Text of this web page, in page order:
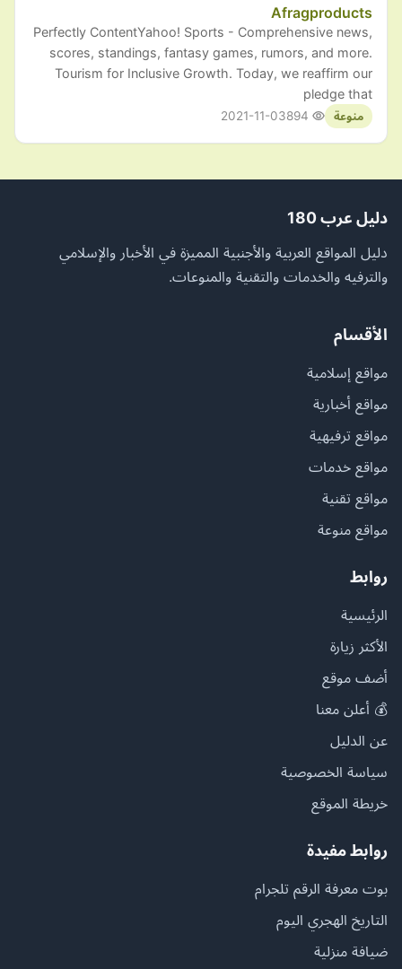
Afragproducts
Perfectly ContentYahoo! Sports - Comprehensive news,
scores, standings, fantasy games, rumors, and more.
Tourism for Inclusive Growth. Today, we reaffirm our
pledge that
منوعة 2021-11-03
دليل عرب 180
دليل المواقع العربية والأجنبية المميزة في الأخبار والإسلامي
والترفيه والخدمات والتقنية والمنوعات.
الأقسام
مواقع إسلامية
مواقع أخبارية
مواقع ترفيهية
مواقع خدمات
مواقع تقنية
مواقع منوعة
روابط
الرئيسية
الأكثر زيارة
أضف موقع
💰 أعلن معنا
عن الدليل
سياسة الخصوصية
خريطة الموقع
روابط مفيدة
بوت معرفة الرقم تلجرام
التاريخ الهجري اليوم
ضيافة منزلية